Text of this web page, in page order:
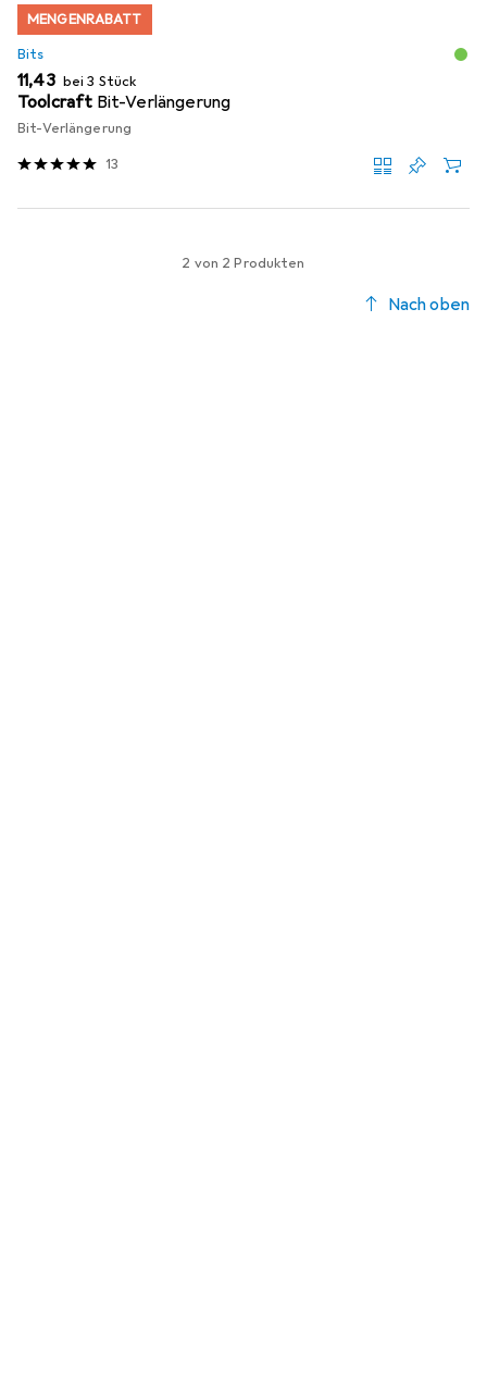
MENGENRABATT
Bits
EUR
11,43 bei 3 Stück
Toolcraft Bit-Verlängerung
Bit-Verlängerung
13
2 von 2 Produkten
Nach oben